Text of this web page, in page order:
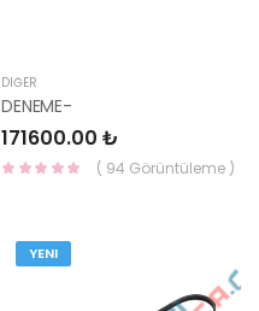
DIĞER
DENEME-
171600.00 ₺
( 94 Görüntüleme )
YENI